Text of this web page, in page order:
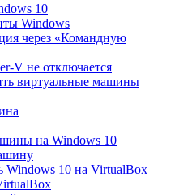
10
Windows
через «Командную
V не отключается
виртуальные машины
на Windows 10
Windows 10 на VirtualBox